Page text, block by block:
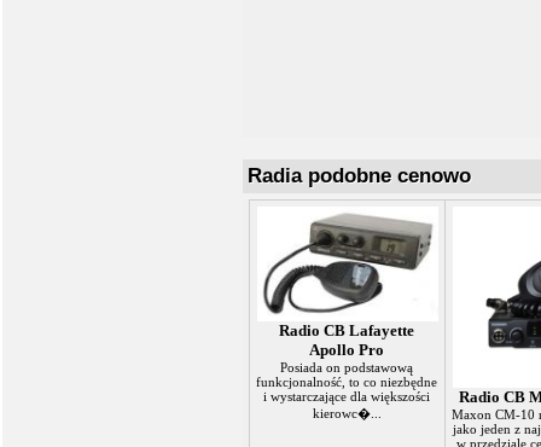
Radia podobne cenowo
Radio CB Lafayette
Apollo Pro
Posiada on podstawową
funkcjonalność, to co niezbędne
i wystarczające dla większości
kierowc�...
Radio CB
Maxon CM-10
jako jeden z
w przedziale